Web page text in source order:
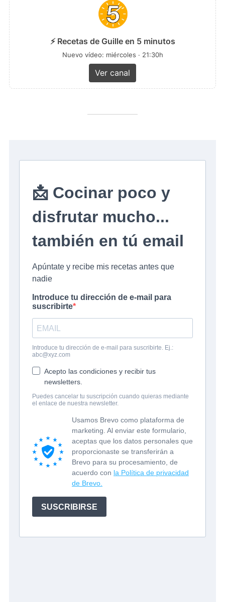
⚡ Recetas de Guille en 5 minutos
Nuevo vídeo: miércoles · 21:30h
Ver canal